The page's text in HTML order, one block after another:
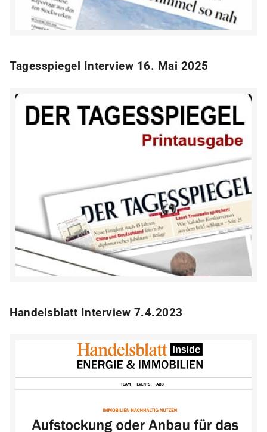
Tagesspiegel Interview 16. Mai 2025
Handelsblatt Interview 7.4.2023